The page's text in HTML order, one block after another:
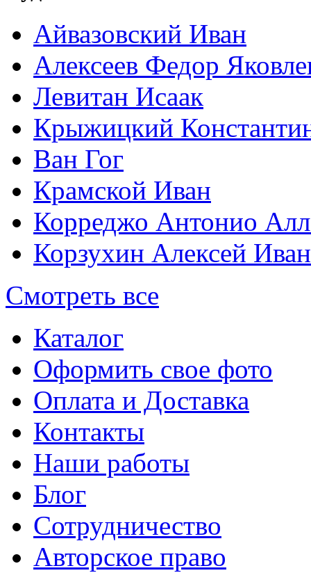
Айвазовский Иван
Алексеев Федор
Левитан Исаак
Крыжицкий
Ван Гог
Крамской Иван
Корреджо Антонио
Корзухин Алексей
Смотреть все
Каталог
Оформить свое фото
Оплата и Доставка
Контакты
Наши работы
Блог
Сотрудничество
Авторское право